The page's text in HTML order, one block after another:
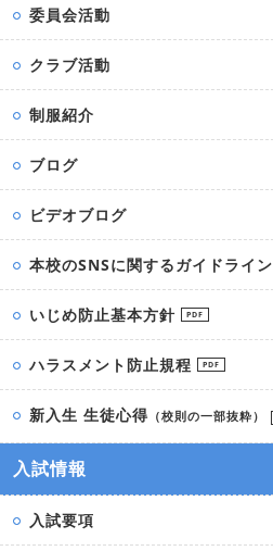
委員会活動
クラブ活動
制服紹介
ブログ
ビデオブログ
本校のSNSに関するガイドライン
いじめ防止基本方針 PDF
ハラスメント防止規程 PDF
新入生 生徒心得 （校則の一部抜粋）
入試情報
入試要項